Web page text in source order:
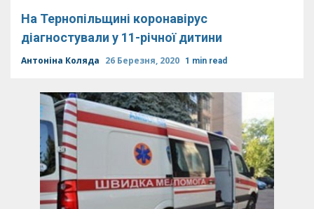
На Тернопільщині коронавірус
діагностували у 11-річної дитини
Антоніна Коляда 26 Березня, 2020 1 min read